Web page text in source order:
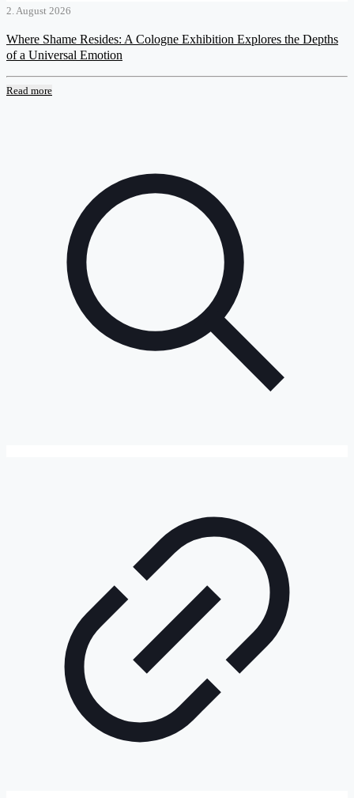
2. August 2026
Where Shame Resides: A Cologne Exhibition Explores the Depths
of a Universal Emotion
Read more